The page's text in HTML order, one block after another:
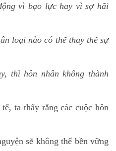
vì bạo lực hay vì sợ hãi
loại nào có thể thay thế sự
thì hôn nhân không thành
ta thấy rằng các cuộc hôn
sẽ không thể bền vững